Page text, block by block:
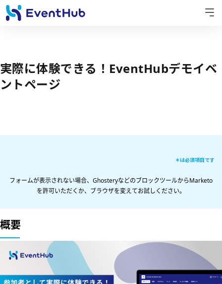
実際に体験できる！EventHubデモイベ
ントページ
概要
＊は必須項目です
フォームが表示されない場合、GhosteryなどのブロックツールからMarketo
を許可いただくか、ブラウザを変えてお試しください。